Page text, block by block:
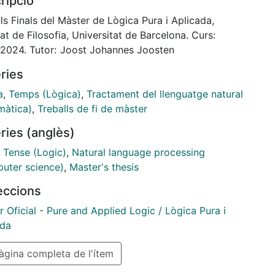
provides a comprehensive survey of regular
characterized by regular
regular grammars, finite automata, and
Second-Order logic over
Theorem, which
automata and logic. The discussion then shifts to
languages, emphasiz ing their representation
is also provided.
contribution of this thesis is the definition
achieve improved complexity compared to LTL.
several foundational
for SPLTL and show its soundness concerning the
semantic framework
However, proving the completeness of SPLTL
difficulties, primarily due
Finals del Màster de Lògica Pura i Aplicada,
de Filosofia, Universitat de Barcelona. Curs:
2023-2024. Tutor: Joost Johannes Joosten
, Temps (Lògica), Tractament del llenguatge natural
, Treballs de fi de màster
(anglès)
Tense (Logic), Natural language processing
science), Master's thesis
Oficial - Pure and Applied Logic / Lògica Pura i
completa de l'ítem